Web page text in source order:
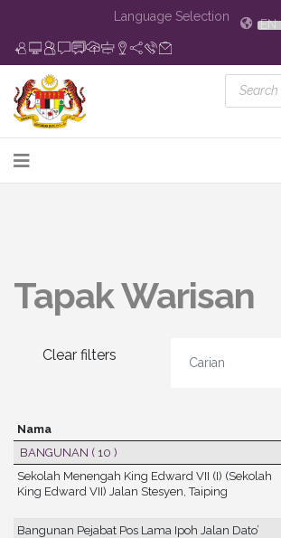
Language Selection
EN
Tapak Warisan
Clear filters
Nama
BANGUNAN ( 10 )
Sekolah Menengah King Edward VII (I) (Sekolah
King Edward VII) Jalan Stesyen, Taiping
Bangunan Pejabat Pos Lama Ipoh Jalan Dato’